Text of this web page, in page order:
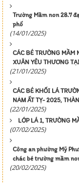
Trường Mầm non 28.7
phố
(14/01/2025)
CÁC BÉ TRƯỜNG MẦM
XUÂN YÊU THƯƠNG
(21/01/2025)
CÁC BÉ KHỐI LÁ
NĂM ẤT TỴ- 2025,
(22/01/2025)
LỚP LÁ 1, TRƯỜNG
(07/02/2025)
Công an phường Mỹ
chác bé trường mầm
(20/02/2025)